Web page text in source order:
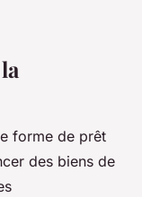
forme de prêt
des biens de